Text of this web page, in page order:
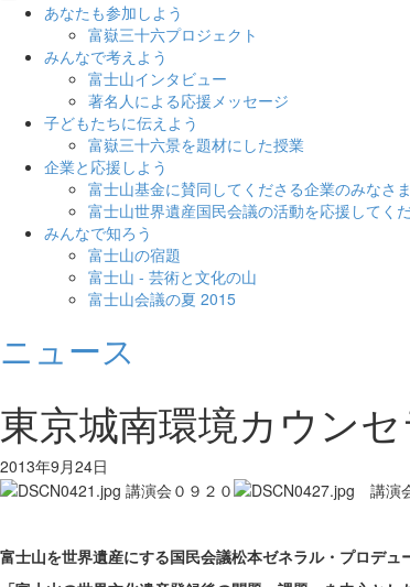
あなたも参加しよう
富嶽三十六プロジェクト
みんなで考えよう
富士山インタビュー
著名人による応援メッセージ
子どもたちに伝えよう
富嶽三十六景を題材にした授業
企業と応援しよう
富士山基金に賛同してくださる企業のみなさま
富士山世界遺産国民会議の活動を応援してく
みんなで知ろう
富士山の宿題
富士山 - 芸術と文化の山
富士山会議の夏 2015
ニュース
東京城南環境カウン
2013年9月24日
富士山を世界遺産にする国民会議松本ゼネラル・プロデュ